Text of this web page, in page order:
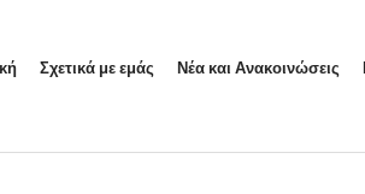
Σχετικά με εμάς Νέα και Ανακοινώσεις